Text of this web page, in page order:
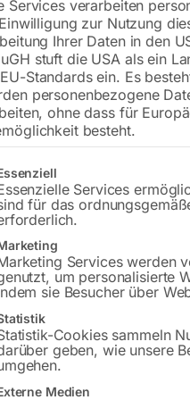
€
inkl.
Services verarbeiten
zur Nutzung
Ihrer Daten in den
stuft die USA als ein
Standards ein. Es
personenbezogene
ohne dass für
besteht.
eine Liste der Service-
Services
für das
Services werden
um personalisierte
sie Besucher über
Cookies sammeln
geben, wie unsere
Medien